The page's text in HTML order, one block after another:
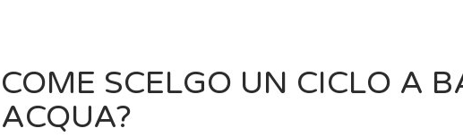
COME SCELGO UN CICLO A
ACQUA?